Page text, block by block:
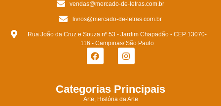
vendas@mercado-de-letras.com.br
livros@mercado-de-letras.com.br
Rua João da Cruz e Souza nº 53 - Jardim Chapadão - CEP 13070-
116 - Campinas/ São Paulo
Categorias Principais
Arte, História da Arte